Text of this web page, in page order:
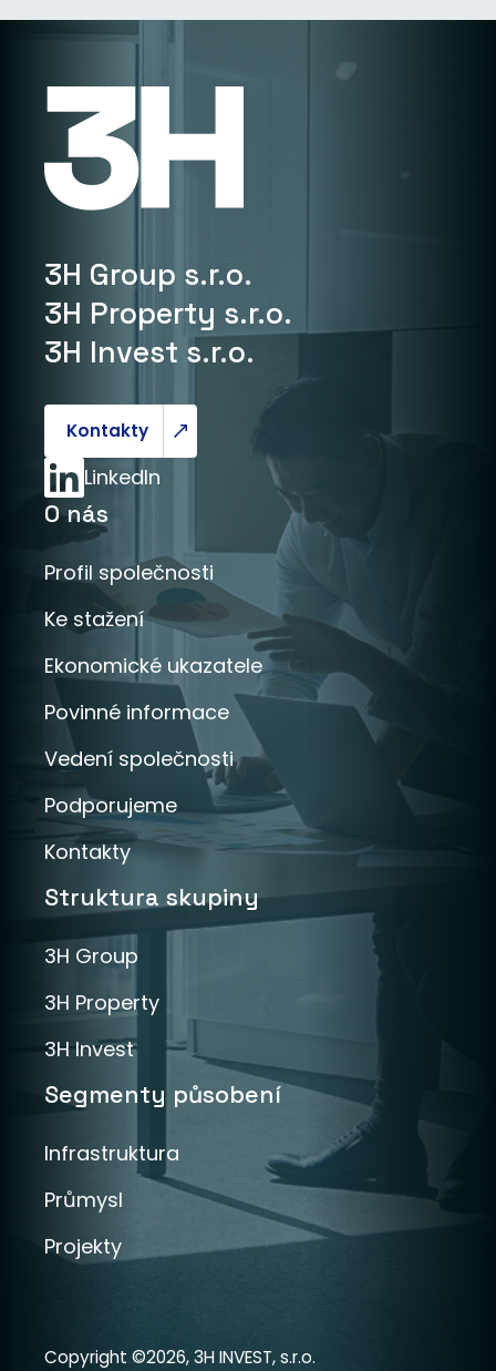
3H Group s.r.o.
3H Property s.r.o.
3H Invest s.r.o.
Kontakty
LinkedIn
O nás
Profil společnosti
Ke stažení
Ekonomické ukazatele
Povinné informace
Vedení společnosti
Podporujeme
Kontakty
Struktura skupiny
3H Group
3H Property
3H Invest
Segmenty působení
Infrastruktura
Průmysl
Projekty
Copyright ©2026, 3H INVEST, s.r.o.